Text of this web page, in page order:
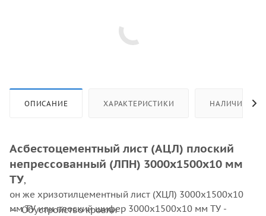
ОПИСАНИЕ ХАРАКТЕРИСТИКИ НАЛИЧИЕ
Асбестоцементный лист (АЦЛ) плоский
непрессованный (ЛПН) 3000х1500х10 мм
ТУ,
он же хризотилцементный лист (ХЦЛ) 3000х1500х10
мм ТУ или плоский шифер 3000х1500х10 мм ТУ -
Обустройство кровли